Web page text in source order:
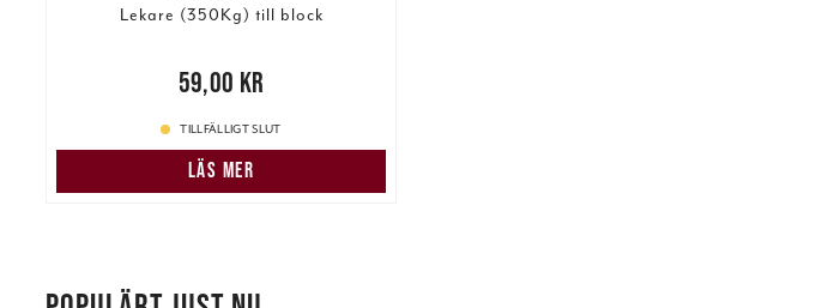
Lekare (350Kg) till block
59,00 kr59,00 kr
TILLFÄLLIGT SLUT
LÄS MER